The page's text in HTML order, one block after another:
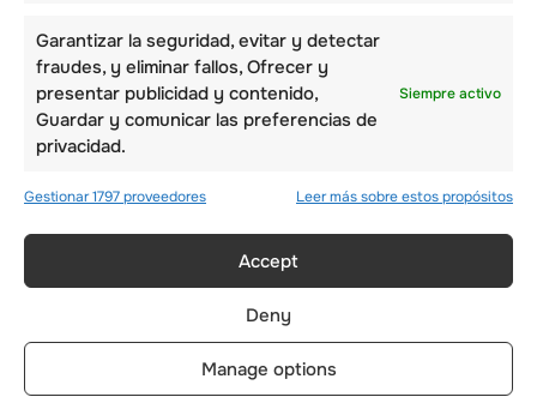
Garantizar la seguridad, evitar y detectar
fraudes, y eliminar fallos, Ofrecer y
presentar publicidad y contenido,
Guardar y comunicar las preferencias de
privacidad.
Siempre activo
Gestionar 1797 proveedores Leer más sobre estos propósitos
Accept
Deny
Manage options
alta calidad que puedes elegir.
– REI Co-op Igneo 17